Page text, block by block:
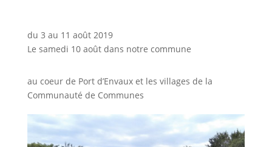
du 3 au 11 août 2019
Le samedi 10 août dans notre commune
au coeur de Port d’Envaux et les villages de la
Communauté de Communes